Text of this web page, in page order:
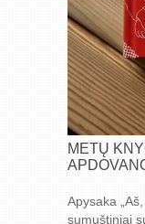
METŲ
Apysaka
sumuštiniai